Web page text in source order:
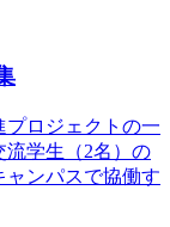
ロジェクトの一
流学生（2名）の
ンパスで協働す